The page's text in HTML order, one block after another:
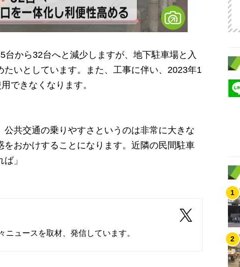
から32台へと減少しますが、地下駐車場と入
いとしています。また、工事に伴い、2023年1
できなくなります。
公共交通の乗りやすさというのは非常に大きな
おかけすることになります。近隣の民間駐車
」
ニュースを取材、発信しています。
1
2